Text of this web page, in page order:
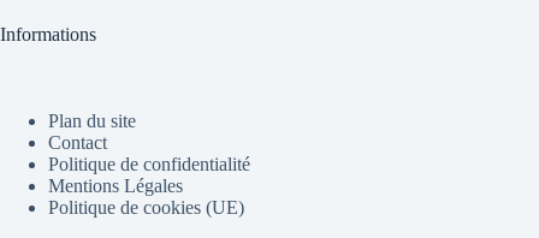
Informations
Plan du site
Contact
Politique de confidentialité
Mentions Légales
Politique de cookies (UE)